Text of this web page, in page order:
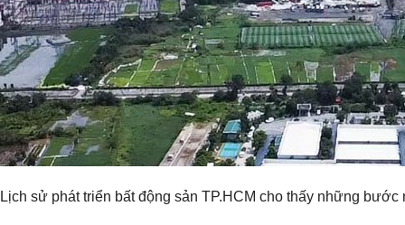
Lịch sử phát triển bất động sản TP.HCM cho thấy những